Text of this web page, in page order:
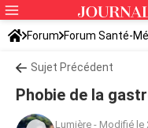
Forum Forum Santé-
Sujet Précédent
Phobie de la
Lumière - Modifié le